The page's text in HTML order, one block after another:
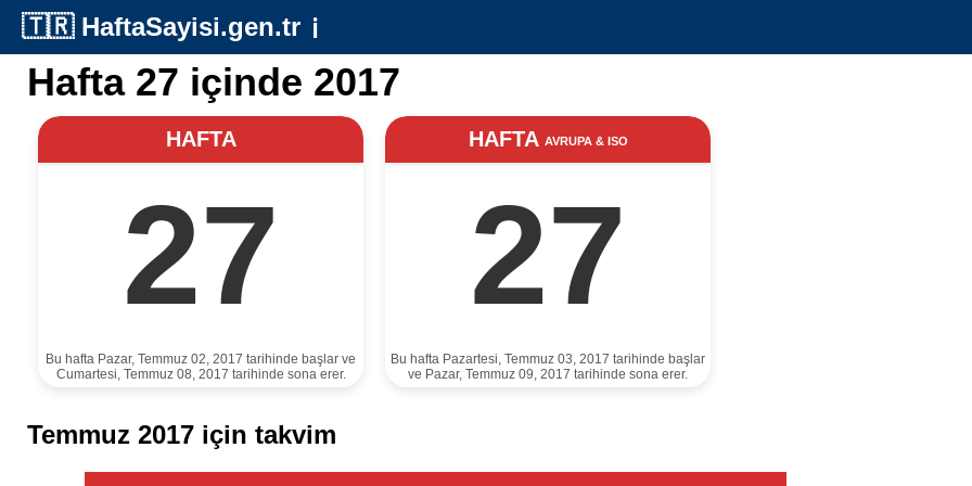
🇹🇷 HaftaSayisi.gen.tr ℹ️
Hafta 27 içinde 2017
HAFTA
27
Bu hafta Pazar, Temmuz 02, 2017 tarihinde başlar ve
Cumartesi, Temmuz 08, 2017 tarihinde sona erer.
HAFTA AVRUPA & ISO
27
Bu hafta Pazartesi, Temmuz 03, 2017 tarihinde başlar
ve Pazar, Temmuz 09, 2017 tarihinde sona erer.
Temmuz 2017 için takvim